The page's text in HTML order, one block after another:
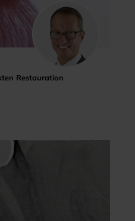
Restauration